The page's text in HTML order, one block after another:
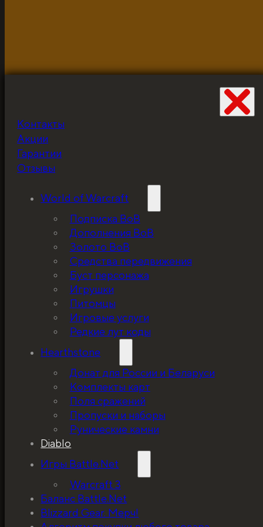
Контакты
Акции
Гарантии
Отзывы
World of Warcraft
Подписка ВоВ
Дополнения ВоВ
Золото ВоВ
Средства передвижения
Буст персонажа
Игрушки
Питомцы
Игровые услуги
Редкие лут коды
Hearthstone
Донат для России и Беларуси
Комплекты карт
Поля сражений
Пропуски и наборы
Рунические камни
Diablo
Игры Battle.Net
Warcraft 3
Баланс Battle.Net
Blizzard Gear. Мерч!
5%, на весь ассортимент. Я хочу, чтобы